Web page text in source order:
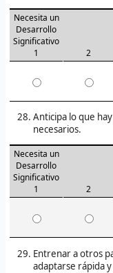
Necesita un
Desarrollo
Significativo
1
2
Anticipa lo que
necesarios.
Necesita un
Desarrollo
Significativo
1
2
Entrenar a otros
adaptarse rápida